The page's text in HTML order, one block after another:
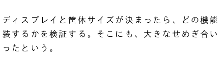
ディスプレイと筐体サイズが決まったら、どの機
装するかを検証する。そこにも、大きなせめぎ合
ったという。